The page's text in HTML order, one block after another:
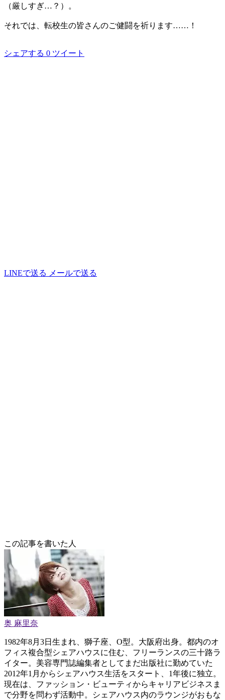
（厳しすぎ…？）。
それでは、転校生の皆さんのご健闘を祈ります……！
シェアする 0 ツイート
LINEで送る メールで送る
この記事を書いた人
奥 麻里奈
1982年8月3日生まれ、獅子座、O型。大阪府出身。都内のオ
フィス複合型シェアハウスに住む、フリーランスの三十路ラ
イター。美容専門誌編集者としてまだ出版社に勤めていた
2012年1月からシェアハウス生活をスタート、1年後に独立。
現在は、ファッション・ビューティからキャリアビジネスま
で分野を問わず活動中。シェアハウス内のラウンジがおもな